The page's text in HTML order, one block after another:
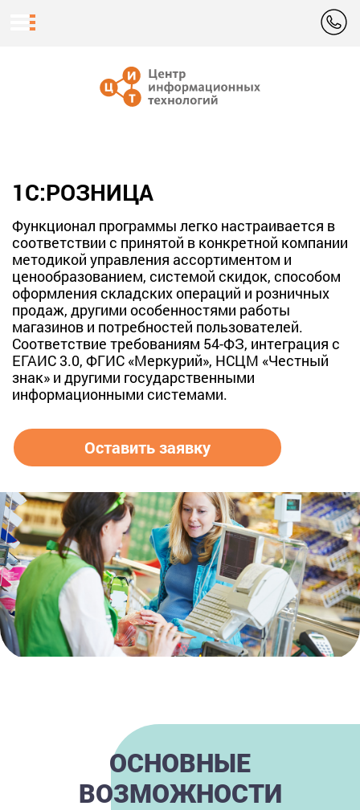
1С:РОЗНИЦА
Функционал программы легко настраивается в
соответствии с принятой в конкретной компании
методикой управления ассортиментом и
ценообразованием, системой скидок, способом
оформления складских операций и розничных
продаж, другими особенностями работы
магазинов и потребностей пользователей.
Соответствие требованиям 54-ФЗ, интеграция с
ЕГАИС 3.0, ФГИС «Меркурий», НСЦМ «Честный
знак» и другими государственными
информационными системами.
Оставить заявку
ОСНОВНЫЕ
ВОЗМОЖНОСТИ